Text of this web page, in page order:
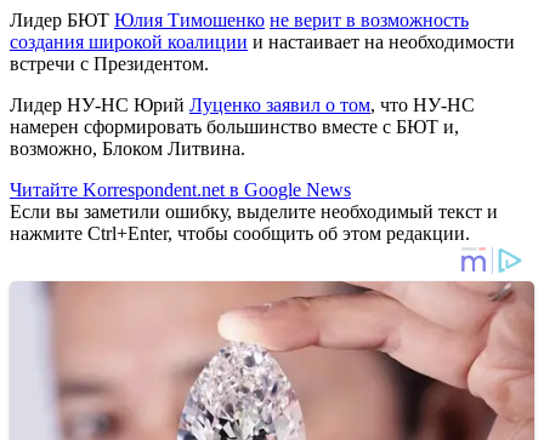
Лидер БЮТ Юлия Тимошенко не верит в возможность
создания широкой коалиции и настаивает на необходимости
встречи с Президентом.
Лидер НУ-НС Юрий Луценко заявил о том, что НУ-НС
намерен сформировать большинство вместе с БЮТ и,
возможно, Блоком Литвина.
Читайте Korrespondent.net в Google News
Если вы заметили ошибку, выделите необходимый текст и
нажмите Ctrl+Enter, чтобы сообщить об этом редакции.